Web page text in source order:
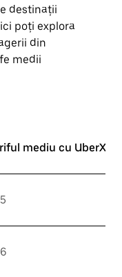
destinații
poți explora
din
medii
mediu cu UberX*